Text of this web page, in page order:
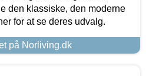
den klassiske, den moderne
for at se deres udvalg.
på Norliving.dk